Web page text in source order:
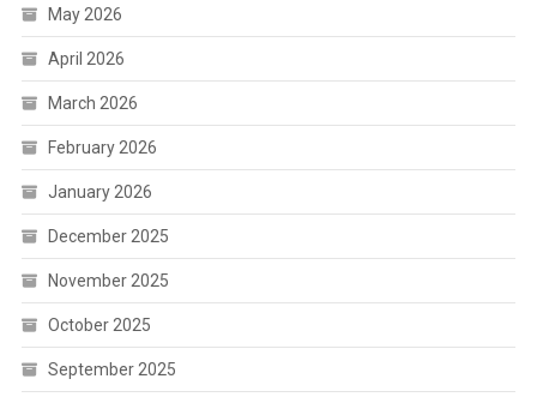
May 2026
April 2026
March 2026
February 2026
January 2026
December 2025
November 2025
October 2025
September 2025